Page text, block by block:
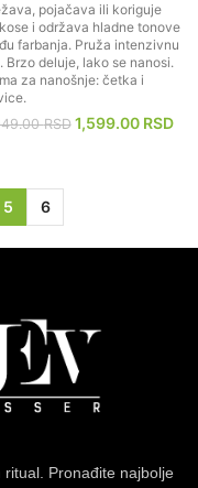
RSD 1,599.00 RSD
pojačava ili koriguje
i održava hladne tonove
farbanja. Pruža intenzivnu
Brzo deluje, lako se nanosi.
za nanošnje: četka i
5 6
Pronađite najbolje